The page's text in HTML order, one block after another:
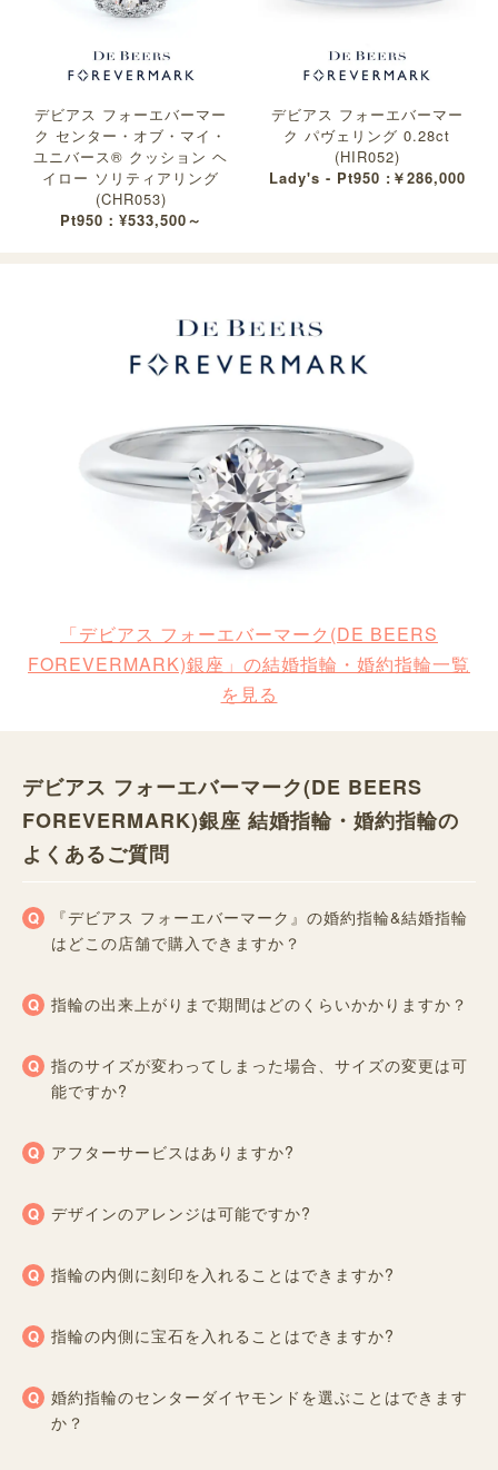
デビアス フォーエバーマー
ク センター・オブ・マイ・
ユニバース® クッション ヘ
イロー ソリティアリング
(CHR053)
Pt950：¥533,500～
デビアス フォーエバーマー
ク パヴェリング 0.28ct
(HIR052)
Lady's - Pt950 :￥286,000
「デビアス フォーエバーマーク(DE BEERS
FOREVERMARK)銀座」の結婚指輪・婚約指輪一覧
を見る
デビアス フォーエバーマーク(DE BEERS
FOREVERMARK)銀座 結婚指輪・婚約指輪の
よくあるご質問
『デビアス フォーエバーマーク』の婚約指輪&結婚指輪
はどこの店舗で購入できますか？
指輪の出来上がりまで期間はどのくらいかかりますか？
指のサイズが変わってしまった場合、サイズの変更は可
能ですか?
アフターサービスはありますか?
デザインのアレンジは可能ですか?
指輪の内側に刻印を入れることはできますか?
指輪の内側に宝石を入れることはできますか?
婚約指輪のセンターダイヤモンドを選ぶことはできます
か？